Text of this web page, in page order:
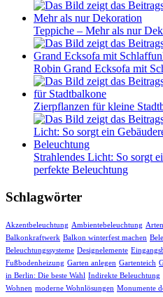
Teppiche – Mehr als nur
Robin Grand Ecksofa mit
Zierpflanzen für kleine
Strahlendes Licht: So sorgt
perfekte Beleuchtung
Schlagwörter
Akzentbeleuchtung Ambientebeleuchtung
Balkonkraftwerk Balkon winterfest machen
Beleuchtungssysteme Designelemente
Fußbodenheizung Garten anlegen Gartenteich
in Berlin: Die beste Wahl Indirekte Beleuchtung
Wohnen moderne Wohnlösungen Monumente